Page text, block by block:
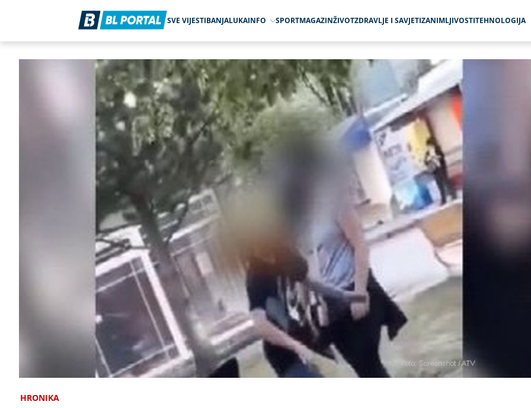
SVE VIJESTIBANJALUKAINFO SPORTMAGAZINŽIVOTZDRAVLJE I SAVJETIZANIMLJIVOSTITEHNOLOGIJA
HRONIKA